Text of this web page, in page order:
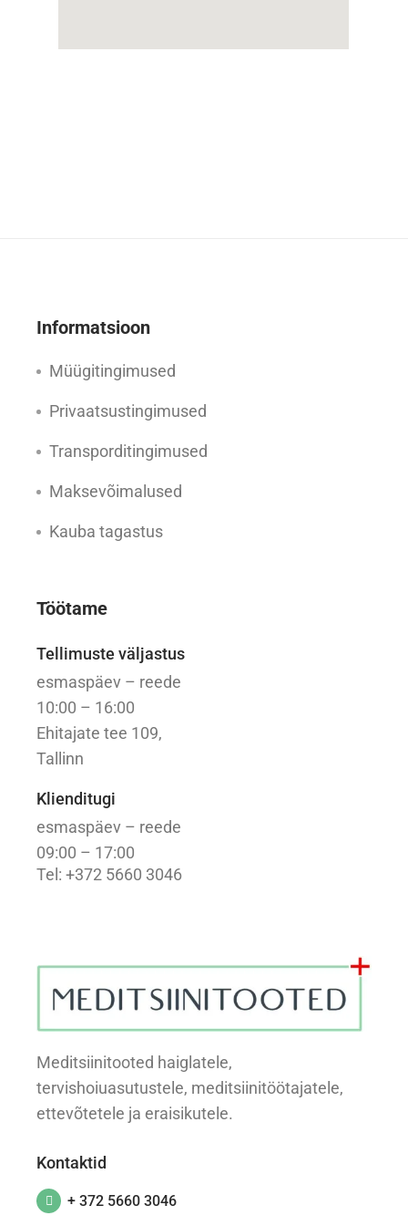
Meditsiinitooted haiglatele,
tervishoiuasutustele, meditsiinitöötajatele,
ettevõtetele ja eraisikutele.
Kontaktid
+ 372 5660 3046
Töötame
Tellimuste väljastus
esmaspäev – reede
10:00 – 16:00
Ehitajate tee 109,
Tallinn
Klienditugi
esmaspäev – reede
09:00 – 17:00
Tel: +372 5660 3046
Informatsioon
Müügitingimused
Privaatsustingimused
Transporditingimused
Maksevõimalused
Kauba tagastus